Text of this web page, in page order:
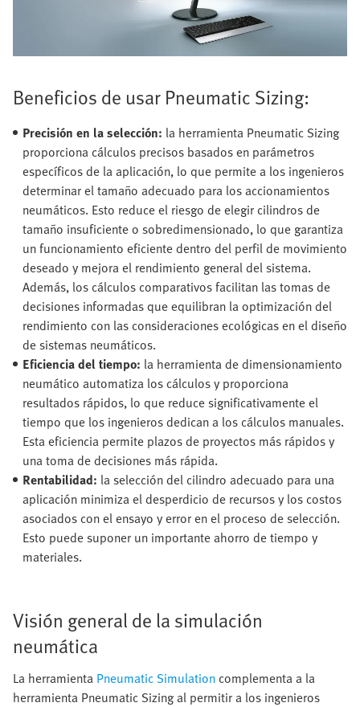
Beneficios de usar Pneumatic Sizing:
Precisión en la selección: la herramienta Pneumatic Sizing
proporciona cálculos precisos basados en parámetros
específicos de la aplicación, lo que permite a los ingenieros
determinar el tamaño adecuado para los accionamientos
neumáticos. Esto reduce el riesgo de elegir cilindros de
tamaño insuficiente o sobredimensionado, lo que garantiza
un funcionamiento eficiente dentro del perfil de movimiento
deseado y mejora el rendimiento general del sistema.
Además, los cálculos comparativos facilitan las tomas de
decisiones informadas que equilibran la optimización del
rendimiento con las consideraciones ecológicas en el diseño
de sistemas neumáticos.
Eficiencia del tiempo: la herramienta de dimensionamiento
neumático automatiza los cálculos y proporciona
resultados rápidos, lo que reduce significativamente el
tiempo que los ingenieros dedican a los cálculos manuales.
Esta eficiencia permite plazos de proyectos más rápidos y
una toma de decisiones más rápida.
Rentabilidad: la selección del cilindro adecuado para una
aplicación minimiza el desperdicio de recursos y los costos
asociados con el ensayo y error en el proceso de selección.
Esto puede suponer un importante ahorro de tiempo y
materiales.
Visión general de la simulación
neumática
La herramienta Pneumatic Simulationcomplementa a la
herramienta Pneumatic Sizing al permitir a los ingenieros